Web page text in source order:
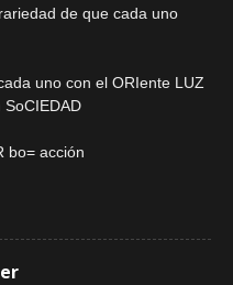
de que cada uno
uno con el ORIente LUZ
bo= acción